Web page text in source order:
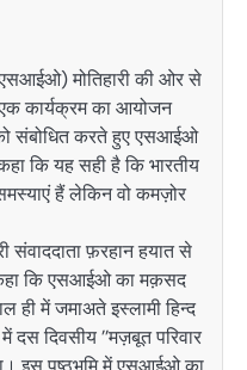
मोतिहारी की ओर से
एक कार्यक्रम का आयोजन
संबोधित करते हुए एसआईओ
कि यह सही है कि भारतीय
हैं लेकिन वो कमज़ोर
संवाददाता फ़रहान हयात से
कि एसआईओ का मक़सद
ही में जमाअते इस्लामी हिन्द
दस दिवसीय ’’मज़बूत परिवार